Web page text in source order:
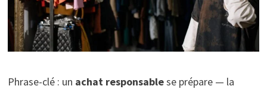
Phrase-clé : un achat responsablese prépare — la